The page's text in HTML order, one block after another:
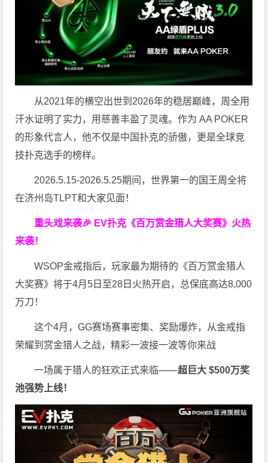
从2021年的横空出世到2026年的稳居巅峰，周全用
汗水证明了实力，用慈善丰盈了灵魂。作为 AA POKER
的形象代言人，他不仅是中国扑克的骄傲，更是全球竞
技扑克选手的榜样。
2026.5.15-2026.5.25期间，世界第一的国王周全将
在济州岛TLPT和大家见面！
重头戏来袭🎉 EV扑克 《百万赏金猎人大奖赛》 火热
来袭！
WSOP金戒指后，玩家最为期待的《百万赏金猎人
大奖赛》将于4月5日至28日火热开启，总保底高达8,000
万刀！
这个4月，GG赛场赛事密集、奖励爆炸，从金戒指
荣耀到赏金猎人之战，精彩一波接一波等你来战
一场属于猎人的狂欢正式来临——超巨大 $500万奖
池强势上线！